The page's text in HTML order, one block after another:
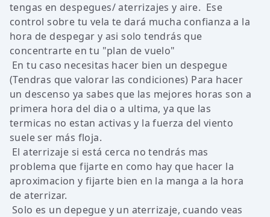
tengas en despegues/ aterrizajes y aire. Ese
control sobre tu vela te dará mucha confianza a la
hora de despegar y asi solo tendrás que
concentrarte en tu "plan de vuelo"
En tu caso necesitas hacer bien un despegue
(Tendras que valorar las condiciones) Para hacer
un descenso ya sabes que las mejores horas son a
primera hora del dia o a ultima, ya que las
termicas no estan activas y la fuerza del viento
suele ser más floja.
El aterrizaje si está cerca no tendrás mas
problema que fijarte en como hay que hacer la
aproximacion y fijarte bien en la manga a la hora
de aterrizar.
Solo es un depegue y un aterrizaje, cuando veas